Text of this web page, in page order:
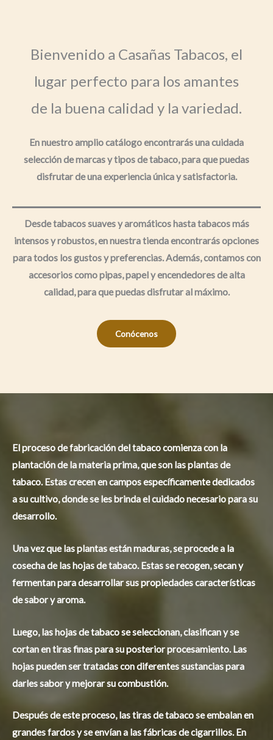
Bienvenido a Casañas Tabacos, el
lugar perfecto para los amantes
de la buena calidad y la variedad.
En nuestro amplio catálogo encontrarás una cuidada
selección de marcas y tipos de tabaco, para que puedas
disfrutar de una experiencia única y satisfactoria.
Desde tabacos suaves y aromáticos hasta tabacos más
intensos y robustos, en nuestra tienda encontrarás opciones
para todos los gustos y preferencias. Además, contamos con
accesorios como pipas, papel y encendedores de alta
calidad, para que puedas disfrutar al máximo.
Conócenos
El proceso de fabricación del tabaco comienza con la
plantación de la materia prima, que son las plantas de
tabaco. Estas crecen en campos específicamente dedicados
a su cultivo, donde se les brinda el cuidado necesario para su
desarrollo.
Una vez que las plantas están maduras, se procede a la
cosecha de las hojas de tabaco. Estas se recogen, secan y
fermentan para desarrollar sus propiedades características
de sabor y aroma.
Luego, las hojas de tabaco se seleccionan, clasifican y se
cortan en tiras finas para su posterior procesamiento. Las
hojas pueden ser tratadas con diferentes sustancias para
darles sabor y mejorar su combustión.
Después de este proceso, las tiras de tabaco se embalan en
grandes fardos y se envían a las fábricas de cigarrillos. En